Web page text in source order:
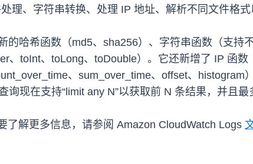
理、字符串转换、处理 IP 地址、解析不同文件格式
的哈希函数（md5、sha256）、字符串函数（支持
toInt、toLong、toDouble）。它还新增了 IP 函数
、sum_over_time、offset、histogram
现在支持“limit any N”以获取前 N 条结果，并且最
了解更多信息，请参阅 Amazon CloudWatch Logs